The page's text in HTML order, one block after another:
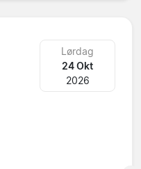
Lørdag
24 Okt
2026